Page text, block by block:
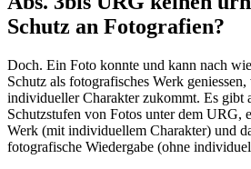
Schutz an Fotografien?
Doch. Ein Foto konnte und kann nach
Schutz als fotografisches Werk
individueller Charakter zukommt. Es gibt
Schutzstufen von Fotos unter dem URG,
Werk (mit individuellem Charakter) und
fotografische Wiedergabe (ohne